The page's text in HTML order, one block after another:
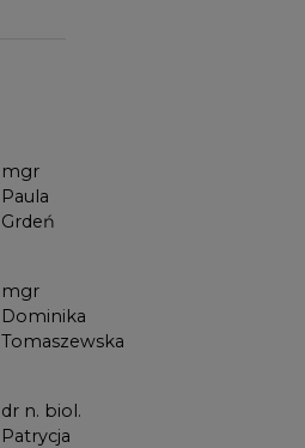
mgr
Paula
Grdeń
mgr
Dominika
Tomaszewska
dr n. biol.
Patrycja